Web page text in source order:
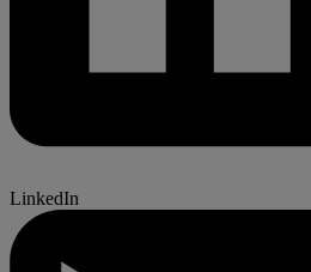
LinkedIn